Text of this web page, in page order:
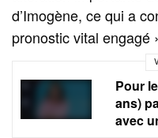
d’Imogène, ce qui a
pronostic vital engagé
Pour
ans)
avec